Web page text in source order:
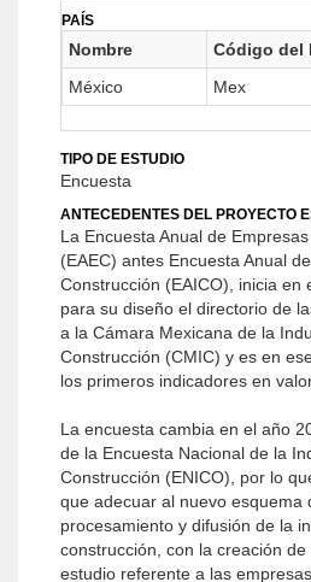
PAÍS
Nombre
Código del
México
Mex
TIPO DE ESTUDIO
Encuesta
ANTECEDENTES DEL PROYECTO
La Encuesta Anual de
(EAEC) antes Encuesta Anual
Construcción (EAICO), inicia en
para su diseño el directorio de
a la Cámara Mexicana de la
Construcción (CMIC) y es en
los primeros indicadores en
La encuesta cambia en el año
de la Encuesta Nacional de la
Construcción (ENICO), por lo
que adecuar al nuevo esquema
procesamiento y difusión de la
construcción, con la creación
estudio referente a las